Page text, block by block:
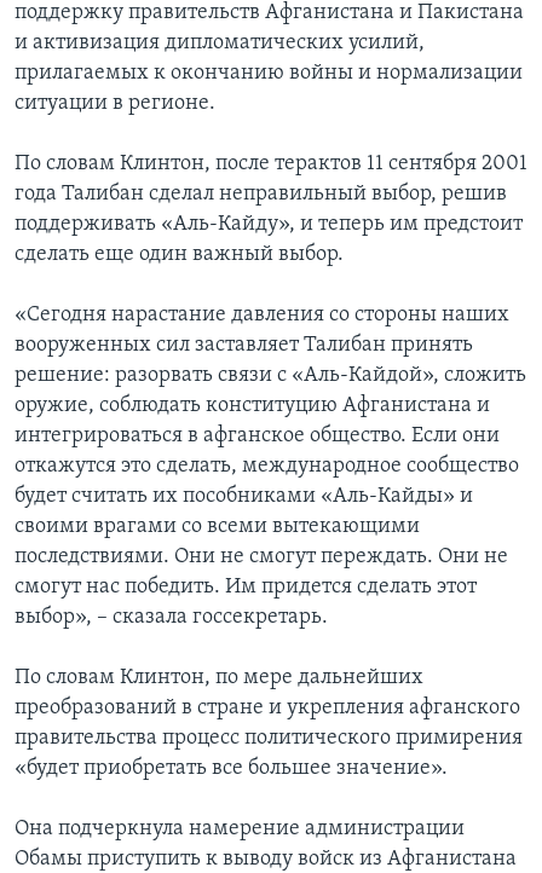
поддержку правительств Афганистана и Пакистана
и активизация дипломатических усилий,
прилагаемых к окончанию войны и нормализации
ситуации в регионе.
По словам Клинтон, после терактов 11 сентября 2001
года Талибан сделал неправильный выбор, решив
поддерживать «Аль-Кайду», и теперь им предстоит
сделать еще один важный выбор.
«Сегодня нарастание давления со стороны наших
вооруженных сил заставляет Талибан принять
решение: разорвать связи с «Аль-Кайдой», сложить
оружие, соблюдать конституцию Афганистана и
интегрироваться в афганское общество. Если они
откажутся это сделать, международное сообщество
будет считать их пособниками «Аль-Кайды» и
своими врагами со всеми вытекающими
последствиями. Они не смогут переждать. Они не
смогут нас победить. Им придется сделать этот
выбор», – сказала госсекретарь.
По словам Клинтон, по мере дальнейших
преобразований в стране и укрепления афганского
правительства процесс политического примирения
«будет приобретать все большее значение».
Она подчеркнула намерение администрации
Обамы приступить к выводу войск из Афганистана